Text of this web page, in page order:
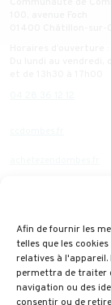
Afin de fournir les
telles que les
relatives à l'appareil.
permettra de traiter
navigation ou des
Politique de
Plan du site